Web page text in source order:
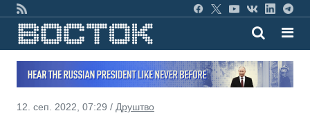
12. сеп. 2022, 07:29 / Друштво